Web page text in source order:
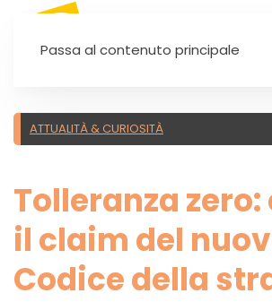
Passa al contenuto principale
ATTUALITÀ & CURIOSITÀ
Tolleranza
il claim del
Codice della